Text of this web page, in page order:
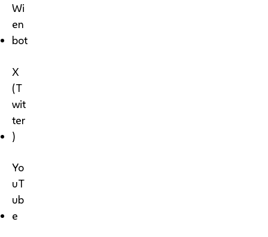
Wi
en
bot
X
(T
wit
ter
)
Yo
uT
ub
e